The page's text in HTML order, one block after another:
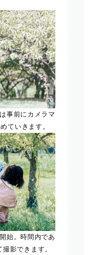
事前にカメラマ
ていきます。
始。時間内であ
影できます。